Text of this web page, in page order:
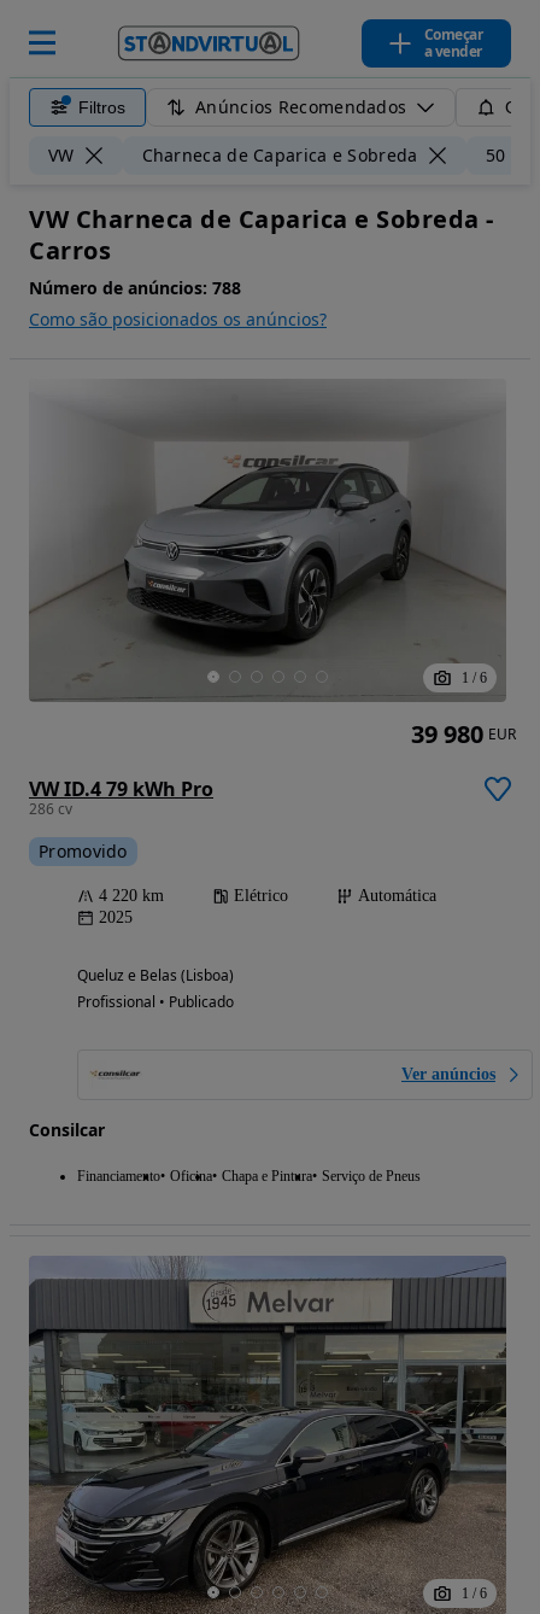
Começar
a vender
Filtros Anúncios Recomendados
VW Charneca de Caparica e Sobreda 50 km
VW Charneca de Caparica e Sobreda -
Carros
Número de anúncios: 788
Como são posicionados os anúncios?
1 / 6
VW ID.4 79 kWh Pro
286 cv
Promovido
4 220 km Elétrico
Automática
2025
Queluz e Belas (Lisboa)
Profissional • Publicado
Ver anúncios
Consilcar
Financiamento Oficina Chapa e Pintura Serviço de Pneus
39 980 EUR
1 / 6